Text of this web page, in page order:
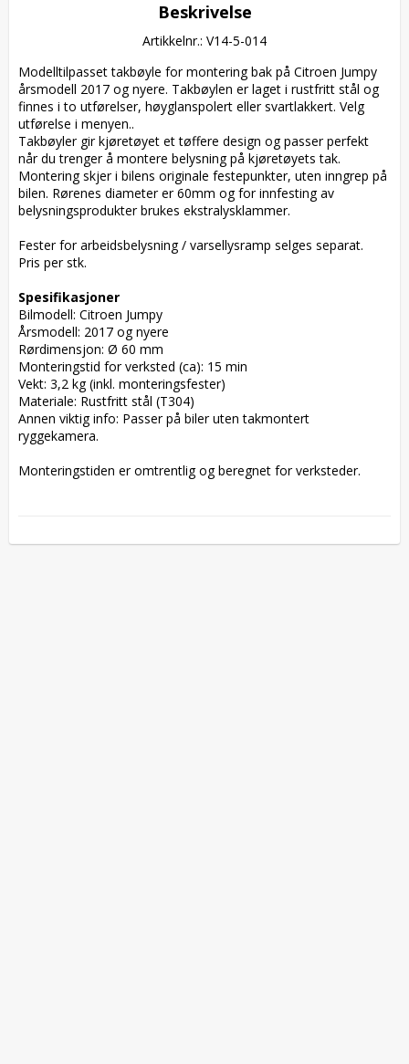
Beskrivelse
Artikkelnr.: V14-5-014
Modelltilpasset takbøyle for montering bak på Citroen Jumpy
årsmodell 2017 og nyere. Takbøylen er laget i rustfritt stål og
finnes i to utførelser, høyglanspolert eller svartlakkert. Velg
utførelse i menyen..
Takbøyler gir kjøretøyet et tøffere design og passer perfekt
når du trenger å montere belysning på kjøretøyets tak.
Montering skjer i bilens originale festepunkter, uten inngrep på
bilen. Rørenes diameter er 60mm og for innfesting av
belysningsprodukter brukes ekstralysklammer.
Fester for arbeidsbelysning / varsellysramp selges separat.
Pris per stk.
Spesifikasjoner
Bilmodell: Citroen Jumpy
Årsmodell: 2017 og nyere
Rørdimensjon: Ø 60 mm
Monteringstid for verksted (ca): 15 min
Vekt: 3,2 kg (inkl. monteringsfester)
Materiale: Rustfritt stål (T304)
Annen viktig info: Passer på biler uten takmontert
ryggekamera.
Monteringstiden er omtrentlig og beregnet for verksteder.